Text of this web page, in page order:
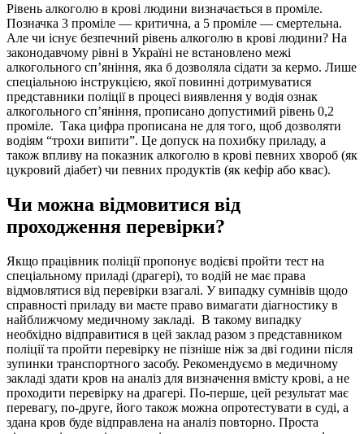
Рівень алкоголю в крові людини визначається в проміле.
Позначка 3 проміле ― критична, а 5 проміле ― смертельна.
Але чи існує безпечний рівень алкоголю в крові людини? На
законодавчому рівні в Україні не встановлено межі
алкогольного сп’яніння, яка б дозволяла сідати за кермо. Лише
спеціальною інструкцією, якої повинні дотримуватися
представники поліції в процесі виявлення у водія ознак
алкогольного сп’яніння, прописано допустимий рівень 0,2
проміле. Така цифра прописана не для того, щоб дозволяти
водіям “трохи випити”. Це допуск на похибку приладу, а
також впливу на показник алкоголю в крові певних хвороб (як
цукровий діабет) чи певних продуктів (як кефір або квас).
Чи можна відмовитися від
проходження перевірки?
Якщо працівник поліції пропонує водієві пройти тест на
спеціальному приладі (драгері), то водій не має права
відмовлятися від перевірки взагалі. У випадку сумнівів щодо
справності приладу ви маєте право вимагати діагностику в
найближчому медичному закладі. В такому випадку
необхідно відправитися в цей заклад разом з представником
поліції та пройти перевірку не пізніше ніж за дві години після
зупинки транспортного засобу. Рекомендуємо в медичному
закладі здати кров на аналіз для визначення вмісту крові, а не
проходити перевірку на драгері. По-перше, цей результат має
перевагу, по-друге, його також можна опротестувати в суді, а
здана кров буде відправлена на аналіз повторно. Проста